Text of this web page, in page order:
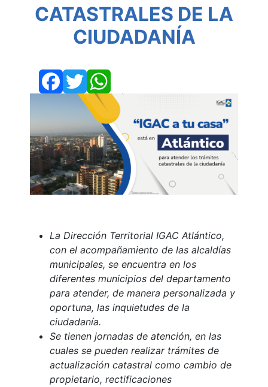
CATASTRALES DE LA
CIUDADANÍA
Facebook
Twitter
La Dirección Territorial IGAC Atlántico,
con el acompañamiento de las alcaldías
municipales, se encuentra en los
diferentes municipios del departamento
para atender, de manera personalizada y
oportuna, las inquietudes de la
ciudadanía.
Se tienen jornadas de atención, en las
cuales se pueden realizar trámites de
actualización catastral como cambio de
propietario, rectificaciones